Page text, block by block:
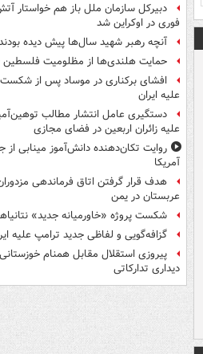
دبیرکل سازمان ملل باز هم خواستار
فوری در اوکراین شد
آنچه رهبر شهید سال‌ها پیش دیده
حمایت هلندی‌ها از مظلومیت فلسطین
افشای برکناری در موساد پس از شکست
علیه ایران
دستگیری عامل انتشار مطالب
علیه زائران اربعین در فضای مجازی
روایت تکان‌دهنده دانش‌آموز مینابی از
آمریکا
هدف قرار گرفتن اتاق‌ فرماندهی
عربستان در یمن
شکست پروژه «خاورمیانه جدید»
گزافه‌گویی و لفاظی جدید ترامپ علیه
پیروزی استقلال مقابل همنام
دیداری تدارکاتی